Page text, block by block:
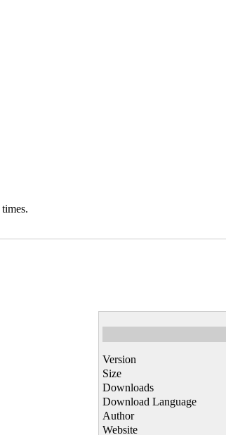
times.
Version
Size
Downloads
Download Language
Author
Website